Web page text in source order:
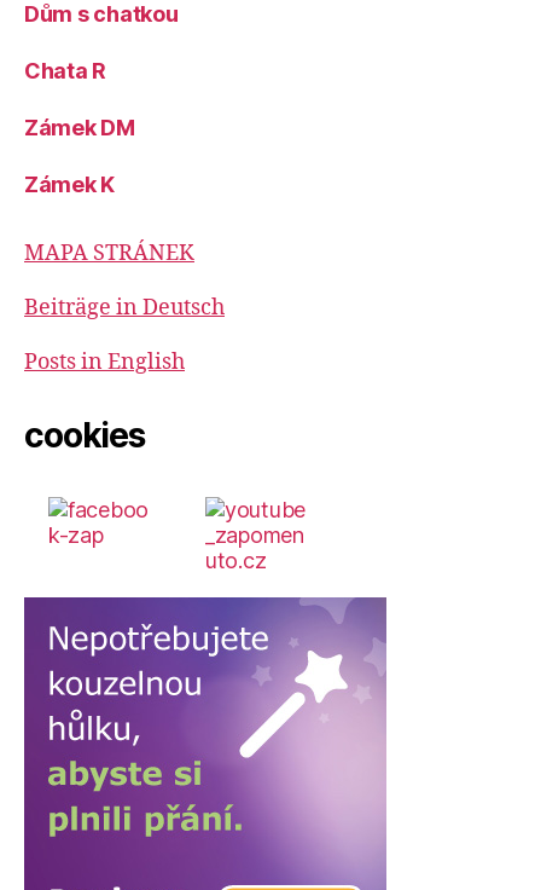
Dům s chatkou
Chata R
Zámek DM
Zámek K
MAPA STRÁNEK
Beiträge in Deutsch
Posts in English
cookies